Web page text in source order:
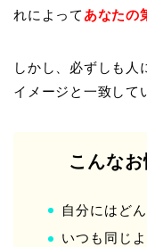
れによって あなたの
しかし、必ずしも人
イメージと一致して
こんな
自分にはど
いつも同じ